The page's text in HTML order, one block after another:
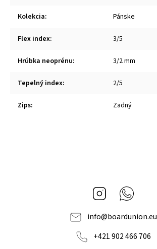
Kolekcia: Pánske
Flex index: 3/5
Hrúbka neoprénu: 3/2 mm
Tepelný index: 2/5
Zips: Zadný
Instagram
info@boardunion.eu
+421 902 466 706